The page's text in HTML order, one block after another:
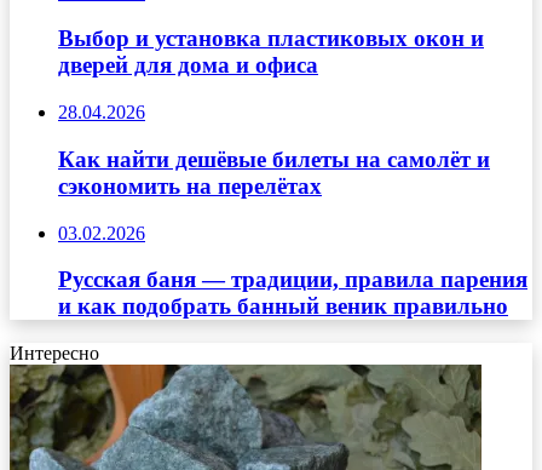
Выбор и установка пластиковых окон и
дверей для дома и офиса
28.04.2026
Как найти дешёвые билеты на самолёт и
сэкономить на перелётах
03.02.2026
Русская баня — традиции, правила парения
и как подобрать банный веник правильно
Интересно